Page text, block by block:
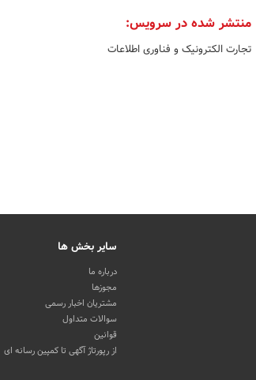
منتشر شده در سرویس:
تجارت الکترونیک و فناوری اطلاعات
سایر بخش ها
درباره ما
مجوزها
مشتریان اخبار رسمی
سوالات متداول
قوانین
از رپورتاژ آگهی تا کمپین رسانه ای